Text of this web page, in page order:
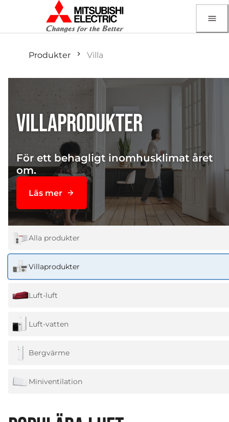
Produkter Villa
VILLAPRODUKTER
För ett behagligt inomhusklimat året
om.
Läs mer
Alla produkter
Villaprodukter
Luft-luft
Luft-vatten
Bergvärme
Miniventilation